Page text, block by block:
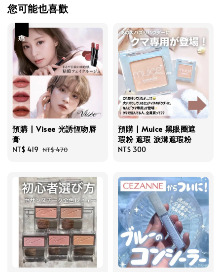
您可能也喜歡
預購 | Visee 光誘恆吻唇
膏
Sale
NT$ 419 Regular
NT$ 470
預購 | Muice 黑眼圈遮
瑕粉 遮瑕 淚溝遮瑕粉
Regular
NT$ 300